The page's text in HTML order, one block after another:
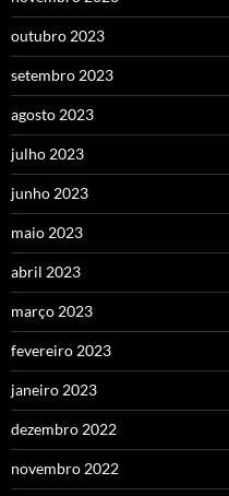
outubro 2023
setembro 2023
agosto 2023
julho 2023
junho 2023
maio 2023
abril 2023
março 2023
fevereiro 2023
janeiro 2023
dezembro 2022
novembro 2022